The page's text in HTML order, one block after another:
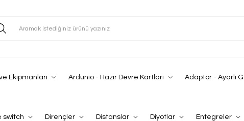
Ekipmanları Ardunio - Hazır Devre Kartları Adaptör - Ayarlı
switch Dirençler Distanslar Diyotlar Entegreler